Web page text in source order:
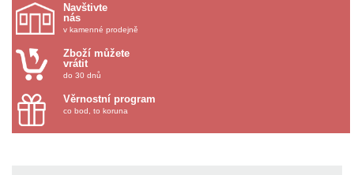
Navštivte
nás
v kamenné prodejně
Zboží můžete
vrátit
do 30 dnů
Věrnostní program
co bod, to koruna